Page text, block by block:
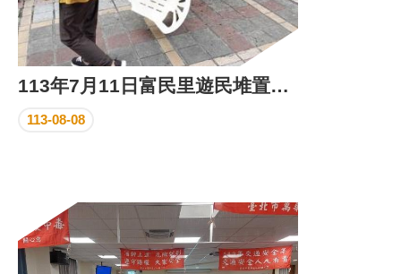
鄰
長
名
冊
113年7月11日富民里遊民堆置物清除及遊民關懷驅離情形
113-08-08